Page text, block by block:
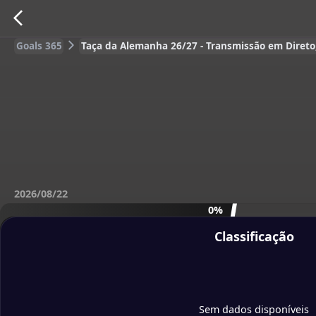
Goals 365 Taça da Alemanha 26/27 - Transmissão em
2026/08/22
0%
Classificação
Sem dados disponíveis